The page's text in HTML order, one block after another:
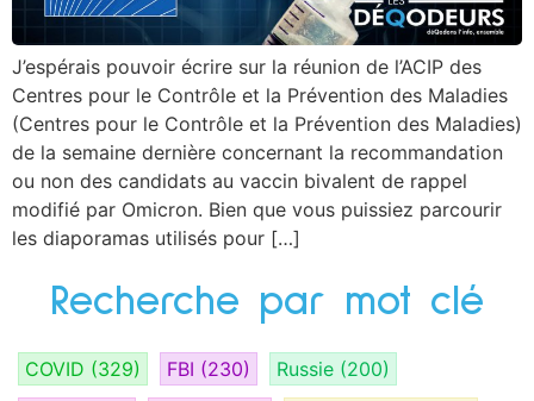
J’espérais pouvoir écrire sur la réunion de l’ACIP des
Centres pour le Contrôle et la Prévention des Maladies
(Centres pour le Contrôle et la Prévention des Maladies)
de la semaine dernière concernant la recommandation
ou non des candidats au vaccin bivalent de rappel
modifié par Omicron. Bien que vous puissiez parcourir
les diaporamas utilisés pour […]
Recherche par mot clé
COVID (329) FBI (230) Russie (200)